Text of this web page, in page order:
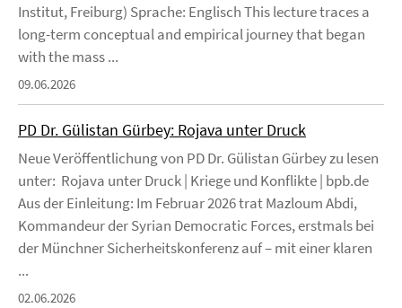
Institut, Freiburg) Sprache: Englisch This lecture traces a
long-term conceptual and empirical journey that began
with the mass ...
09.06.2026
PD Dr. Gülistan Gürbey: Rojava unter Druck
Neue Veröffentlichung von PD Dr. Gülistan Gürbey zu lesen
unter: Rojava unter Druck | Kriege und Konflikte | bpb.de
Aus der Einleitung: Im Februar 2026 trat Mazloum Abdi,
Kommandeur der Syrian Democratic Forces, erstmals bei
der Münchner Sicherheitskonferenz auf – mit einer klaren
...
02.06.2026